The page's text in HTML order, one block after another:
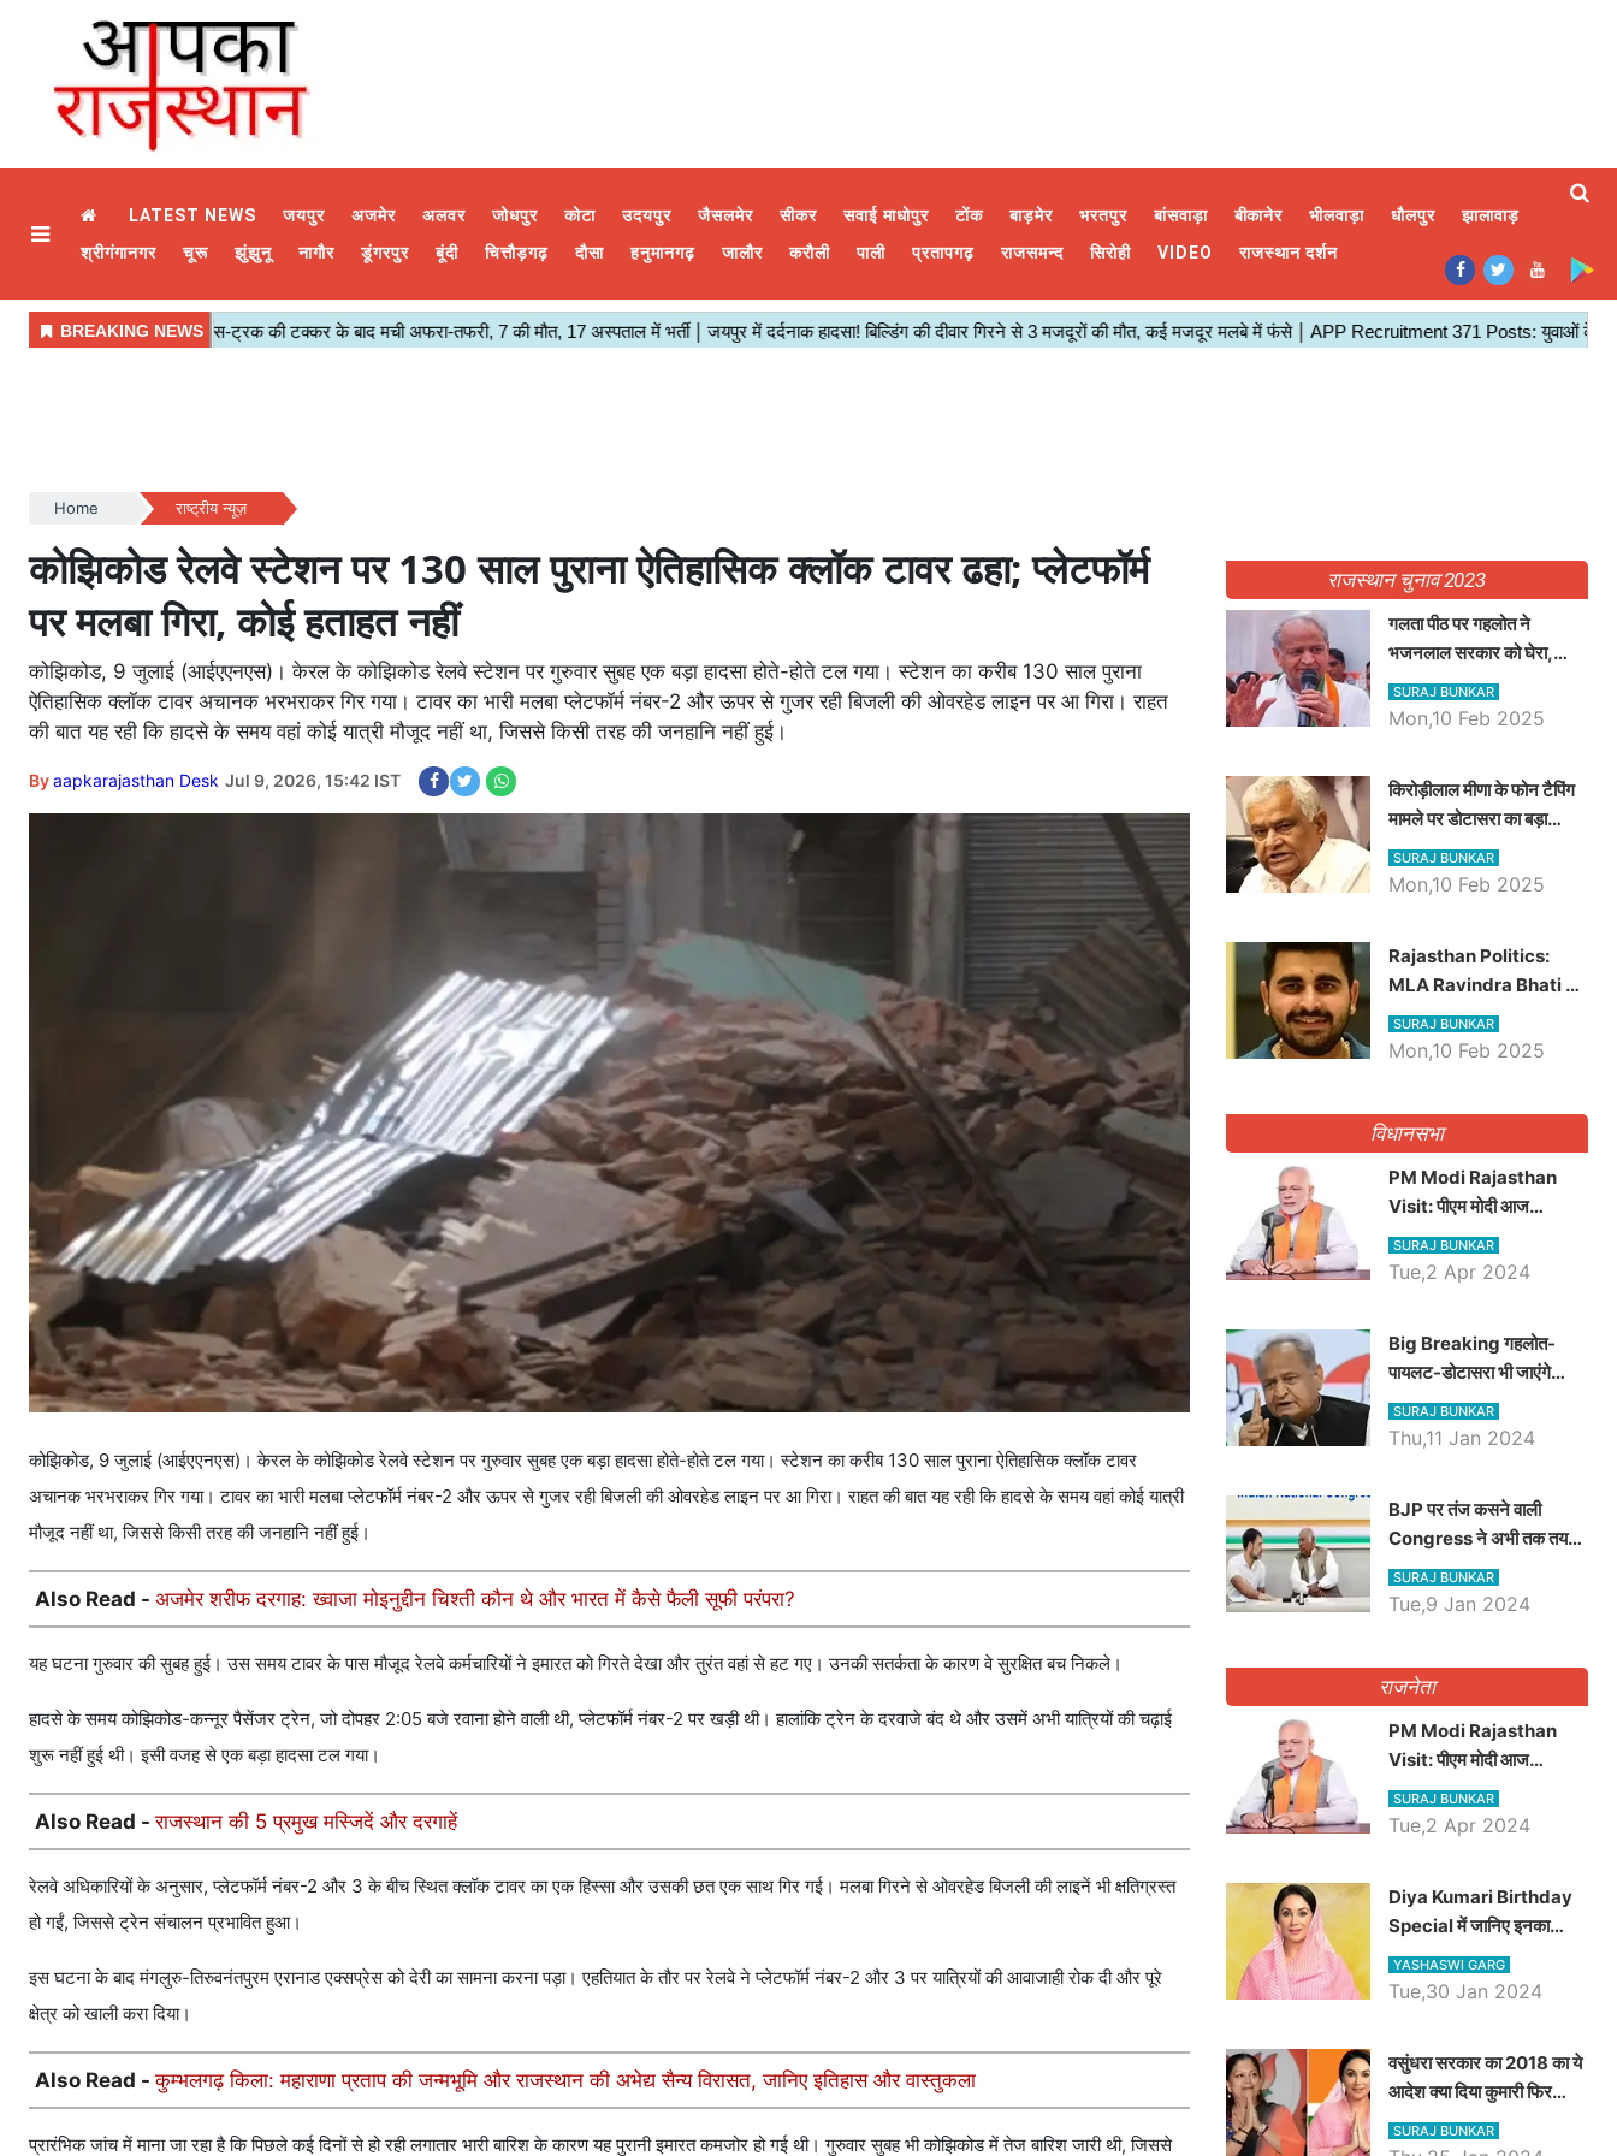
LATEST NEWS जयपुर अजमेर अलवर जोधपुर कोटा उदयपुर जैसलमेर सीकर सवाई माधोपुर टोंक बाड़मेर भरतपुर बांसवाड़ा बीकानेर भीलवाड़ा धौलपुर
झालावाड़
श्रीगंगानगर
चूरू झुंझुनू नागौर डूंगरपुर बूंदी चित्तौड़गढ़ दौसा हनुमानगढ़ जालौर करौली पाली प्रतापगढ़ राजसमन्द सिरोही VIDEO राजस्थान दर्शन
Home राष्ट्रीय न्यूज़
कोझिकोड रेलवे स्टेशन पर 130 साल पुराना ऐतिहासिक क्लॉक टावर ढहा; प्लेटफॉर्म
पर मलबा गिरा, कोई हताहत नहीं
कोझिकोड, 9 जुलाई (आईएएनएस)। केरल के कोझिकोड रेलवे स्टेशन पर गुरुवार सुबह एक बड़ा हादसा होते-होते टल गया। स्टेशन का करीब 130 साल पुराना
ऐतिहासिक क्लॉक टावर अचानक भरभराकर गिर गया। टावर का भारी मलबा प्लेटफॉर्म नंबर-2 और ऊपर से गुजर रही बिजली की ओवरहेड लाइन पर आ गिरा। राहत
की बात यह रही कि हादसे के समय वहां कोई यात्री मौजूद नहीं था, जिससे किसी तरह की जनहानि नहीं हुई।
Byaapkarajasthan Desk Jul 9, 2026, 15:42 IST
कोझिकोड, 9 जुलाई (आईएएनएस)। केरल के कोझिकोड रेलवे स्टेशन पर गुरुवार सुबह एक बड़ा हादसा होते-होते टल गया। स्टेशन का करीब 130 साल पुराना ऐतिहासिक क्लॉक टावर
अचानक भरभराकर गिर गया। टावर का भारी मलबा प्लेटफॉर्म नंबर-2 और ऊपर से गुजर रही बिजली की ओवरहेड लाइन पर आ गिरा। राहत की बात यह रही कि हादसे के समय वहां कोई यात्री
मौजूद नहीं था, जिससे किसी तरह की जनहानि नहीं हुई।
Also Read - अजमेर शरीफ दरगाह: ख्वाजा मोइनुद्दीन चिश्ती कौन थे और भारत में कैसे फैली सूफी परंपरा?
यह घटना गुरुवार की सुबह हुई। उस समय टावर के पास मौजूद रेलवे कर्मचारियों ने इमारत को गिरते देखा और तुरंत वहां से हट गए। उनकी सतर्कता के कारण वे सुरक्षित बच निकले।
हादसे के समय कोझिकोड-कन्नूर पैसेंजर ट्रेन, जो दोपहर 2:05 बजे रवाना होने वाली थी, प्लेटफॉर्म नंबर-2 पर खड़ी थी। हालांकि ट्रेन के दरवाजे बंद थे और उसमें अभी यात्रियों की चढ़ाई
शुरू नहीं हुई थी। इसी वजह से एक बड़ा हादसा टल गया।
Also Read -राजस्थान की 5 प्रमुख मस्जिदें और दरगाहें
रेलवे अधिकारियों के अनुसार, प्लेटफॉर्म नंबर-2 और 3 के बीच स्थित क्लॉक टावर का एक हिस्सा और उसकी छत एक साथ गिर गई। मलबा गिरने से ओवरहेड बिजली की लाइनें भी क्षतिग्रस्त
हो गईं, जिससे ट्रेन संचालन प्रभावित हुआ।
इस घटना के बाद मंगलुरु-तिरुवनंतपुरम एरानाड एक्सप्रेस को देरी का सामना करना पड़ा। एहतियात के तौर पर रेलवे ने प्लेटफॉर्म नंबर-2 और 3 पर यात्रियों की आवाजाही रोक दी और पूरे
क्षेत्र को खाली करा दिया।
Also Read -कुम्भलगढ़ किला: महाराणा प्रताप की जन्मभूमि और राजस्थान की अभेद्य सैन्य विरासत, जानिए इतिहास और वास्तुकला
प्रारंभिक जांच में माना जा रहा है कि पिछले कई दिनों से हो रही लगातार भारी बारिश के कारण यह पुरानी इमारत कमजोर हो गई थी। गुरुवार सुबह भी कोझिकोड में तेज बारिश जारी थी, जिससे
राजस्थान चुनाव 2023
गलता पीठ पर गहलोत ने
भजनलाल सरकार को घेरा,
Video में देखें अब तक बड़ी
खबरें
SURAJ BUNKAR
Mon,10 Feb 2025
किरोड़ीलाल मीणा के फोन टैपिंग
मामले पर डोटासरा का बड़ा
आरोप, वीडियो में देखें AZ बड़ी
खबरें
SURAJ BUNKAR
Mon,10 Feb 2025
Rajasthan Politics:
MLA Ravindra Bhati ने
प्रदेश की शिक्षा व्यवस्था पर
उठाए सवाल, Madan
SURAJ BUNKAR
Mon,10 Feb 2025
विधानसभा
PM Modi Rajasthan
Visit: पीएम मोदी आज
राजस्थान में कोटपूतली में करेंगे
विशाल रैली, एक सभा से 8 सीटों
SURAJ BUNKAR
Tue,2 Apr 2024
Big Breaking गहलोत-
पायलट-डोटासरा भी जाएंगे
अयोध्या, करेंगे रामलला के दर्शन
SURAJ BUNKAR
Thu,11 Jan 2024
BJP पर तंज कसने वाली
Congress ने अभी तक तय
नहीं किया नेता प्रतिपक्ष, जानें
कौन होगा दावेदार
SURAJ BUNKAR
Tue,9 Jan 2024
राजनेता
PM Modi Rajasthan
Visit: पीएम मोदी आज
राजस्थान में कोटपूतली में करेंगे
विशाल रैली, एक सभा से 8 सीटों
SURAJ BUNKAR
Tue,2 Apr 2024
Diya Kumari Birthday
Special में जानिए इनका
राजकुमारी से राजस्थान की
डिप्टी सीएम बनने तक का सफर,
YASHASWI GARG
Tue,30 Jan 2024
वसुंधरा सरकार का 2018 का ये
आदेश क्या दिया कुमारी फिर
करेंगी लागू? कांग्रेस सरकार ने
किया था निरस्त
SURAJ BUNKAR